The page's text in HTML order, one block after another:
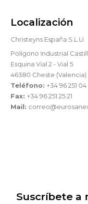
Localización
Christeyns España S.L.U.
Polígono Industrial
Esquina Vial 2 - Vial 5
46380 Cheste (Valencia)
Teléfono:+34 96 251
Fax:+34 96 251 25 21
Mail:
Suscríbete a